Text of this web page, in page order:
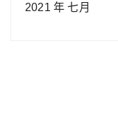
2021 年 七月